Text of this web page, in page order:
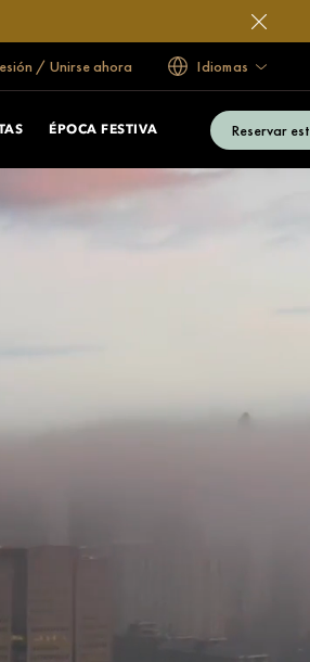
/ Unirse ahora Idiomas
ÉPOCA FESTIVA Reservar